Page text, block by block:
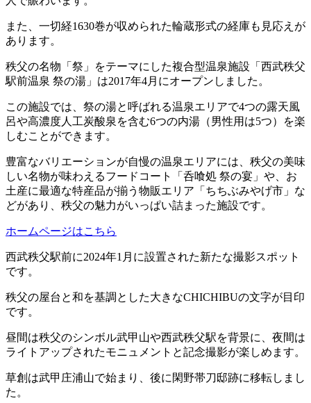
また、一切経1630巻が収められた輪蔵形式の経庫も見応えが
あります。
秩父の名物「祭」をテーマにした複合型温泉施設「西武秩父
駅前温泉 祭の湯」は2017年4月にオープンしました。
この施設では、祭の湯と呼ばれる温泉エリアで4つの露天風
呂や高濃度人工炭酸泉を含む6つの内湯（男性用は5つ）を楽
しむことができます。
豊富なバリエーションが自慢の温泉エリアには、秩父の美味
しい名物が味わえるフードコート「呑喰処 祭の宴」や、お
土産に最適な特産品が揃う物販エリア「ちちぶみやげ市」な
どがあり、秩父の魅力がいっぱい詰まった施設です。
ホームページはこちら
西武秩父駅前に2024年1月に設置された新たな撮影スポット
です。
秩父の屋台と和を基調とした大きなCHICHIBUの文字が目印
です。
昼間は秩父のシンボル武甲山や西武秩父駅を背景に、夜間は
ライトアップされたモニュメントと記念撮影が楽しめます。
草創は武甲庄浦山で始まり、後に閑野帯刀邸跡に移転しまし
た。